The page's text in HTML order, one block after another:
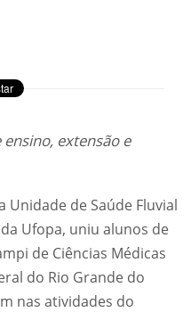
ensino, extensão e
Unidade de Saúde Fluvial
Ufopa, uniu alunos de
de Ciências Médicas
do Rio Grande do
nas atividades do